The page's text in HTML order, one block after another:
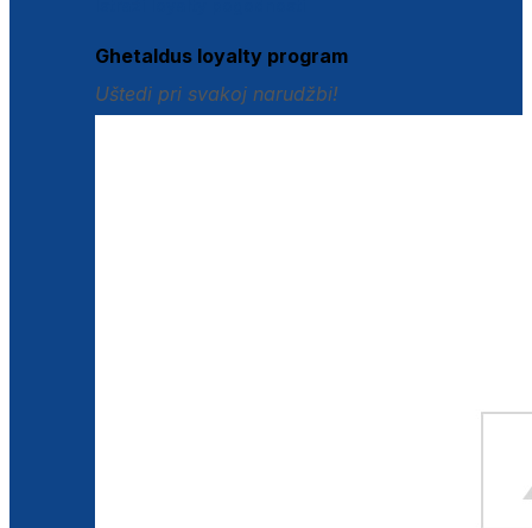
Ghetaldus loyalty program
Uštedi pri svakoj narudžbi!